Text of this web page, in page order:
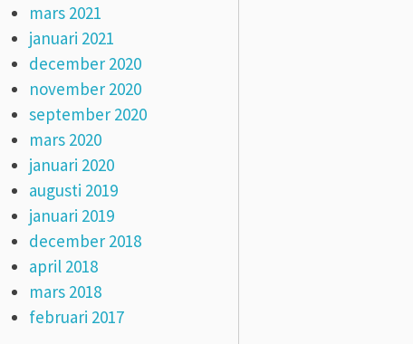
mars 2021
januari 2021
december 2020
november 2020
september 2020
mars 2020
januari 2020
augusti 2019
januari 2019
december 2018
april 2018
mars 2018
februari 2017